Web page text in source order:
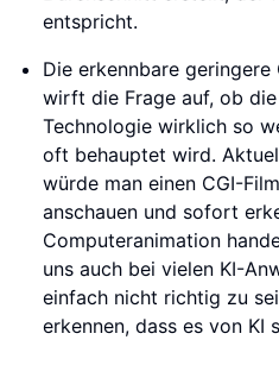
entspricht.
Die erkennbare
wirft die Frage auf, ob
Technologie wirklich so
oft behauptet wird.
würde man einen CGI-
anschauen und sofort
Computeranimation
uns auch bei vielen KI-
einfach nicht richtig zu
erkennen, dass es von KI